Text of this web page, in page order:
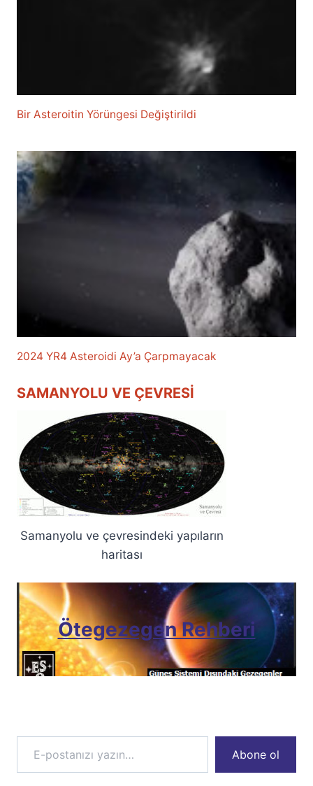
Bir Asteroitin Yörüngesi Değiştirildi
2024 YR4 Asteroidi Ay’a Çarpmayacak
SAMANYOLU VE ÇEVRESI
Samanyolu ve çevresindeki yapıların
haritası
Ötegezegen Rehberi
E-postanızı yazın…
Abone ol